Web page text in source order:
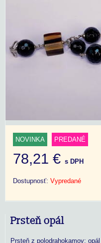
NOVINKA PREDANÉ
78,21 € s DPH
Dostupnosť: Vypredané
Prsteň opál
Prsteň z polodrahokamov: opál